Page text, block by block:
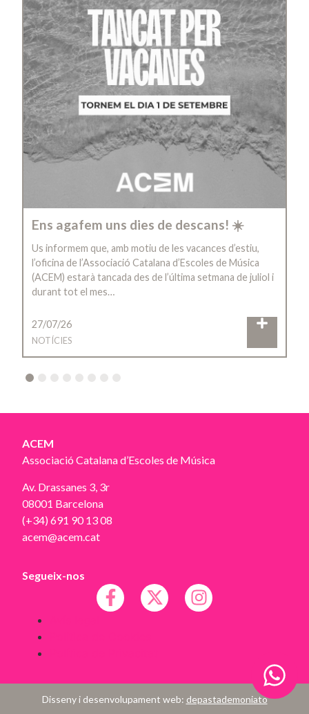
Ens agafem uns dies de descans! ☀️
Us informem que, amb motiu de les vacances d’estiu,
l’oficina de l’Associació Catalana d’Escoles de Música
(ACEM) estarà tancada des de l’última setmana de juliol i
durant tot el mes…
27/07/26
NOTÍCIES
4 5 6 7 8
ACEM
Associació Catalana d’Escoles de Música
Av. Drassanes 3, 3r
08001 Barcelona
(+34) 691 90 13 08
acem@acem.cat
Segueix-nos
Disseny i desenvolupament web: depastademoniato